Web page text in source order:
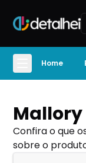
Home
Confira o que
sobre o